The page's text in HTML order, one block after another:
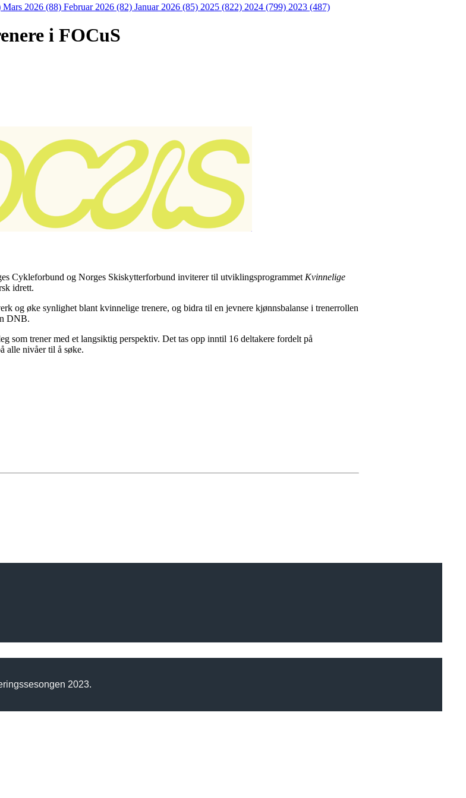
Mars 2026 (88) Februar 2026 (82) Januar 2026 (85) 2025 (822) 2024 (799) 2023 (487)
i FOCuS
Cykleforbund og Norges Skiskytterforbund inviterer til utviklingsprogrammet Kvinnelige
idrett.
og øke synlighet blant kvinnelige trenere, og bidra til en jevnere kjønnsbalanse i trenerrollen
DNB.
som trener med et langsiktig perspektiv. Det tas opp inntil 16 deltakere fordelt på
alle nivåer til å søke.
2023.